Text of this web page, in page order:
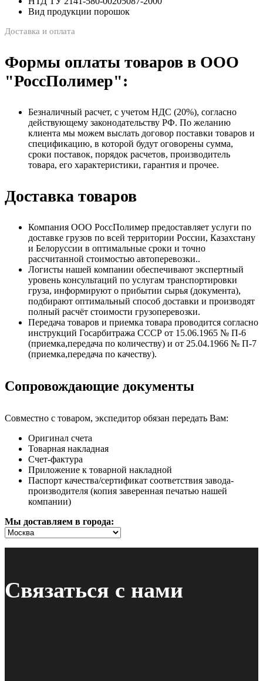
Вид продукции порошок
Доставка и оплата
Формы оплаты товаров в ООО
"РоссПолимер":
Безналичный расчет, с учетом НДС (20%), согласно
действующему законодательству РФ. По желанию
клиента мы можем выслать договор поставки товаров и
спецификацию, в которой будут оговорены сумма,
сроки поставок, порядок расчетов, производитель
товара, его характеристики, гарантия и прочее.
Доставка товаров
Компания ООО РоссПолимер предоставляет услуги по
доставке грузов по всей территории России, Казахстану
и Белоруссии в оптимальные сроки и точно
рассчитанной стоимостью автоперевозки..
Логисты нашей компании обеспечивают экспертный
уровень консультаций по услугам транспортировки
груза, информируют о прибытии сырья (документа),
подбирают оптимальный способ доставки и производят
полный расчёт стоимости грузоперевозки.
Передача товаров и приемка товара проводится согласно
инструкций Госарбитража СССР от 15.06.1965 № П-6
(приемка,передача по количеству) и от 25.04.1966 № П-7
(приемка,передача по качеству).
Сопровождающие документы
Совместно с товаром, экспедитор обязан передать Вам:
Оригинал счета
Товарная накладная
Счет-фактура
Приложение к товарной накладной
Паспорт качества/сертификат соответствия завода-
производителя (копия заверенная печатью нашей
компании)
Мы доставляем в города:
Связаться с нами